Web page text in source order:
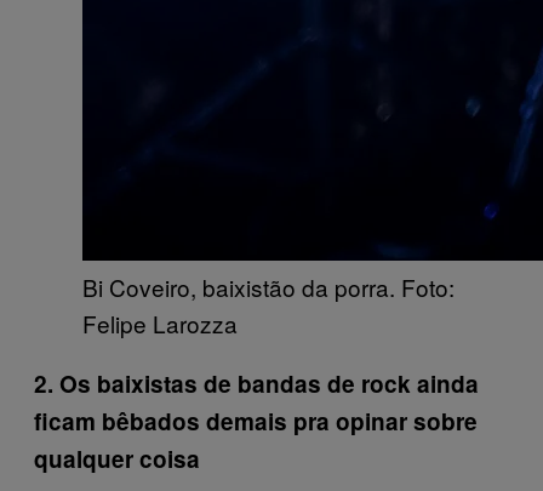
Bi Coveiro, baixistão da porra. Foto:
Felipe Larozza
2. Os baixistas de bandas de rock ainda
ficam bêbados demais pra opinar sobre
qualquer coisa